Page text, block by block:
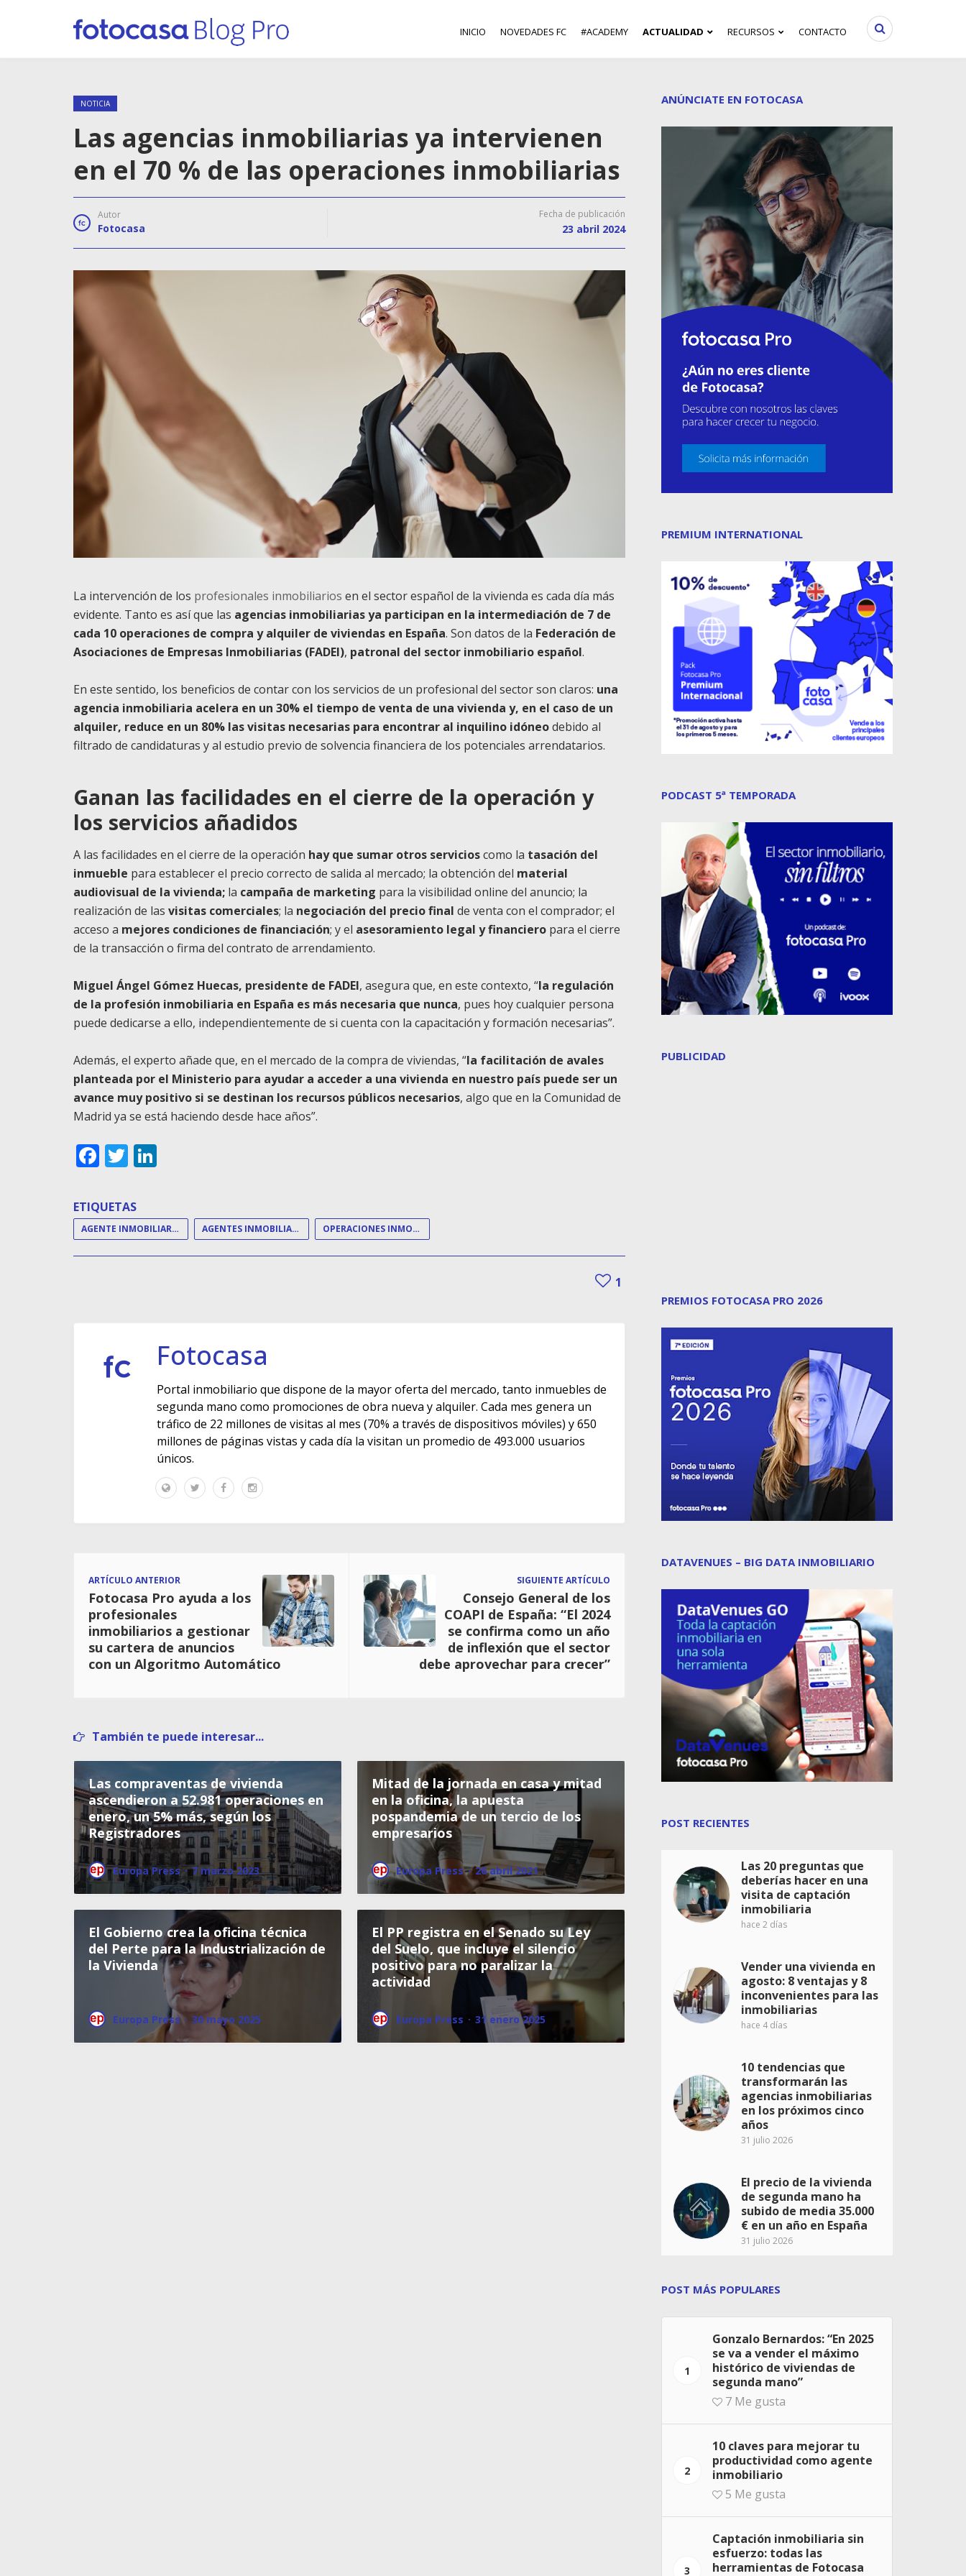
INICIO NOVEDADES FC #ACADEMY ACTUALIDAD RECURSOS CONTACTO
NOTICIA
Las agencias inmobiliarias ya intervienen
en el 70 % de las operaciones inmobiliarias
Autor
Fotocasa
Fecha de publicación
23 abril 2024
La intervención de los profesionales inmobiliarios en el sector español de la vivienda es cada día más
evidente. Tanto es así que las agencias inmobiliariasya participan en la intermediación de 7 de
cada 10 operaciones de compra y alquiler de viviendas en España. Son datos de la Federación de
Asociaciones de Empresas Inmobiliarias (FADEI), patronal del sector inmobiliario español.
En este sentido, los beneficios de contar con los servicios de un profesional del sector son claros: una
agencia inmobiliaria acelera en un 30% el tiempo de venta de una vivienda y, en el caso de un
alquiler, reduce en un 80% lasvisitas necesarias para encontrar al inquilino idóneodebido al
filtrado de candidaturas y al estudio previo de solvencia financiera de los potenciales arrendatarios.
Ganan las facilidades en el cierre de la operación y
los servicios añadidos
A las facilidades en el cierre de la operación hay que sumar otros servicioscomo la tasación del
inmueble para establecer el precio correcto de salida al mercado; la obtención del material
audiovisual de la vivienda; la campaña de marketing para la visibilidad online del anuncio; la
realización de las visitas comerciales; la negociación del precio final de venta con el comprador; el
acceso a mejores condiciones de financiación; y el asesoramiento legal y financiero para el cierre
de la transacción o firma del contrato de arrendamiento.
Miguel Ángel Gómez Huecas, presidente de FADEI, asegura que, en este contexto, “la regulación
de la profesión inmobiliaria en España es más necesaria que nunca, pues hoy cualquier persona
puede dedicarse a ello, independientemente de si cuenta con la capacitación y formación necesarias”.
Además, el experto añade que, en el mercado de la compra de viviendas, “la facilitación de avales
planteada por el Ministerio para ayudar a acceder a una vivienda en nuestro país puede ser un
avance muy positivo si se destinan los recursos públicos necesarios, algo que en la Comunidad de
Madrid ya se está haciendo desde hace años”.
Facebook
Twitter
ETIQUETAS
AGENTE INMOBILIARIO AGENTES INMOBILIARIOS OPERACIONES INMOBILIARIAS
1
Fotocasa
Portal inmobiliario que dispone de la mayor oferta del mercado, tanto inmuebles de
segunda mano como promociones de obra nueva y alquiler. Cada mes genera un
tráfico de 22 millones de visitas al mes (70% a través de dispositivos móviles) y 650
millones de páginas vistas y cada día la visitan un promedio de 493.000 usuarios
únicos.
ARTÍCULO ANTERIOR
Fotocasa Pro ayuda a los
profesionales
inmobiliarios a gestionar
su cartera de anuncios
con un Algoritmo Automático
SIGUIENTE ARTÍCULO
Consejo General de los
COAPI de España: “El 2024
se confirma como un año
de inflexión que el sector
debe aprovechar para crecer”
También te puede interesar...
Las compraventas de vivienda
ascendieron a 52.981 operaciones en
enero, un 5% más, según los
Registradores
Europa Press · 7 marzo 2023
Mitad de la jornada en casa y mitad
en la oficina, la apuesta
pospandemia de un tercio de los
empresarios
Europa Press · 26 abril 2021
El Gobierno crea la oficina técnica
del Perte para la Industrialización de
la Vivienda
Europa Press · 30 mayo 2025
El PP registra en el Senado su Ley
del Suelo, que incluye el silencio
positivo para no paralizar la
actividad
Europa Press · 31 enero 2025
ANÚNCIATE EN FOTOCASA
PREMIUM INTERNATIONAL
PODCAST 5ª TEMPORADA
PUBLICIDAD
PREMIOS FOTOCASA PRO 2026
DATAVENUES – BIG DATA INMOBILIARIO
POST RECIENTES
Las 20 preguntas que
deberías hacer en una
visita de captación
inmobiliaria
hace 2 días
Vender una vivienda en
agosto: 8 ventajas y 8
inconvenientes para las
inmobiliarias
hace 4 días
10 tendencias que
transformarán las
agencias inmobiliarias
en los próximos cinco
años
31 julio 2026
El precio de la vivienda
de segunda mano ha
subido de media 35.000
€ en un año en España
31 julio 2026
POST MÁS POPULARES
1
Gonzalo Bernardos: “En 2025
se va a vender el máximo
histórico de viviendas de
segunda mano”
7 Me gusta
2
10 claves para mejorar tu
productividad como agente
inmobiliario
5 Me gusta
3
Captación inmobiliaria sin
esfuerzo: todas las
herramientas de Fotocasa